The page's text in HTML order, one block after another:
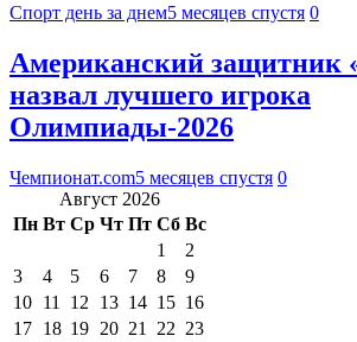
Спорт день за днем5 месяцев спустя 0
Американский защитник
назвал лучшего игрока
Олимпиады-2026
Чемпионат.com5 месяцев спустя 0
Август 2026
Пн Вт Ср Чт Пт Сб Вс
1
2
3
4 5 6 7 8
9
10 11 12 13 14 15 16
17 18 19 20 21 22 23